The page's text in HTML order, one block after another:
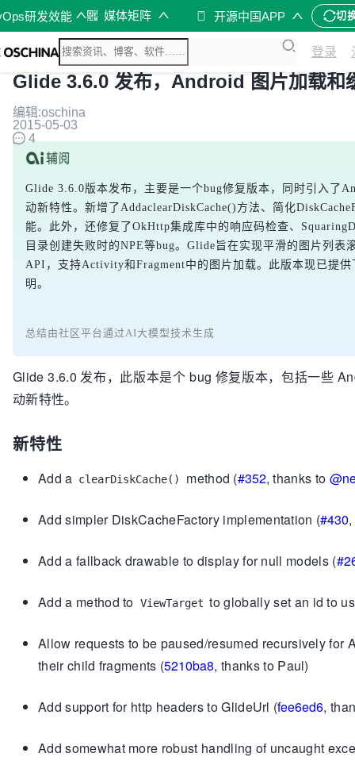
研发效能 媒体矩阵 开源中国APP 切
登录
Glide 3.6.0 发布，Android 图片加载和
编辑:oschina
2015-05-03
4
Glide 3.6.0版本发布，主要是一个bug修复版本，同时引入了
动新特性。新增了AddaclearDiskCache()方法、简化
能。此外，还修复了OkHttp集成库中的响应码检查、
目录创建失败时的NPE等bug。Glide旨在实现平滑的图片列表
API，支持Activity和Fragment中的图片加载。此版本现已提
明。
总结由社区平台通过AI大模型技术生成
Glide 3.6.0 发布，此版本是个 bug 修复版本，包括一些
动新特性。
新特性
Add a clearDiskCache() method (#352, thanks to
Add simpler DiskCacheFactory implementation (#430
Add a fallback drawable to display for null models (
Add a method to ViewTarget to globally set an id to
Allow requests to be paused/resumed recursively for
their child fragments (5210ba8, thanks to Paul)
Add support for http headers to GlideUrl (fee6ed6,
Add somewhat more robust handling of uncaught